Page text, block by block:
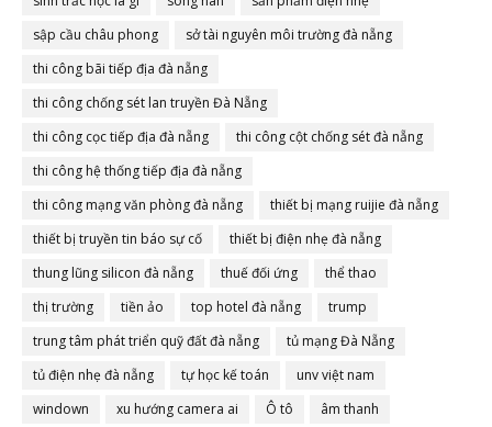
sập cầu châu phong
sở tài nguyên môi trường đà nẵng
thi công bãi tiếp địa đà nẵng
thi công chống sét lan truyền Đà Nẵng
thi công cọc tiếp địa đà nẵng
thi công cột chống sét đà nẵng
thi công hệ thống tiếp địa đà nẵng
thi công mạng văn phòng đà nẵng
thiết bị mạng ruijie đà nẵng
thiết bị truyền tin báo sự cố
thiết bị điện nhẹ đà nẵng
thung lũng silicon đà nẵng
thuế đối ứng
thể thao
thị trường
tiền ảo top hotel đà nẵng
trump
trung tâm phát triển quỹ đất đà nẵng
tủ mạng Đà Nẵng
tủ điện nhẹ đà nẵng
tự học kế toán
unv việt nam
windown
xu hướng camera ai Ô tô
âm thanh